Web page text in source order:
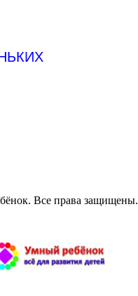
Все права защищены.